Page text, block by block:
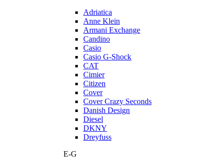
Adriatica
Anne Klein
Armani Exchange
Candino
Casio
Casio G-Shock
CAT
Cimier
Citizen
Cover
Cover Crazy Seconds
Danish Design
Diesel
DKNY
Dreyfuss
E-G